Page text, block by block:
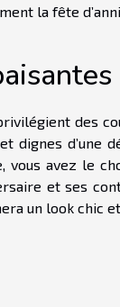
la fête
des
dignes d’une
vous avez le
et ses
un look chic